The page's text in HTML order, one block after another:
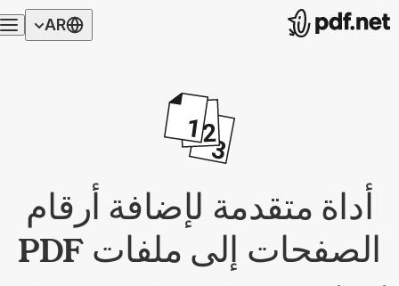
AR
أداة متقدمة لإضافة أرقام
الصفحات إلى ملفات PDF